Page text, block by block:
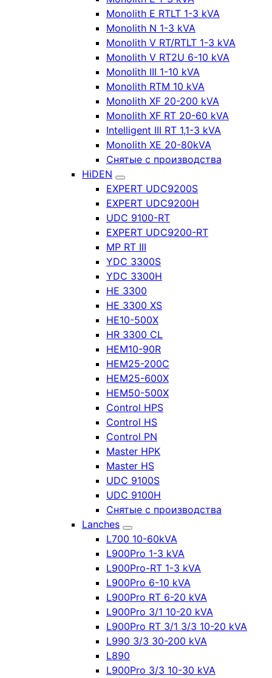
Monolith E RTLT 1-3 kVA
Monolith N 1-3 kVA
Monolith V RT/RTLT 1-3 kVA
Monolith V RT2U 6-10 kVA
Monolith III 1-10 kVA
Monolith RTM 10 kVA
Monolith XF 20-200 kVA
Monolith XF RT 20-60 kVA
Intelligent III RT 1,1-3 kVA
Monolith XE 20-80kVA
Снятые с производства
HiDEN
EXPERT UDC9200S
EXPERT UDC9200H
UDC 9100-RT
EXPERT UDC9200-RT
MP RT III
YDC 3300S
YDC 3300H
HE 3300
HE 3300 XS
HE10-500X
HR 3300 CL
HEM10-90R
HEM25-200C
HEM25-600X
HEM50-500X
Control HPS
Control HS
Control PN
Master HPK
Master HS
UDC 9100S
UDC 9100H
Снятые с производства
Lanches
L700 10-60kVA
L900Pro 1-3 kVA
L900Pro-RT 1-3 kVA
L900Pro 6-10 kVA
L900Pro RT 6-20 kVA
L900Pro 3/1 10-20 kVA
L900Pro RT 3/1 3/3 10-20 kVA
L990 3/3 30-200 kVA
L890
L900Pro 3/3 10-30 kVA